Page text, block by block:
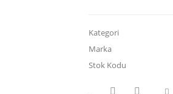
Kategori
Marka
Stok Kodu